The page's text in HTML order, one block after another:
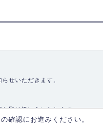
せいただきます。
取り扱いをいたします。
確認にお進みください。